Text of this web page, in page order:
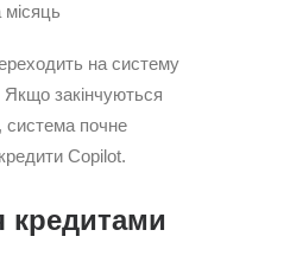
місяць
на систему
Якщо закінчуються
система почне
Copilot.
кредитами